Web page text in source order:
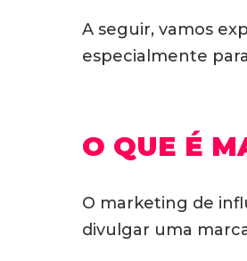
A seguir, vamos
especialmente
O QUE É
O marketing de
divulgar uma